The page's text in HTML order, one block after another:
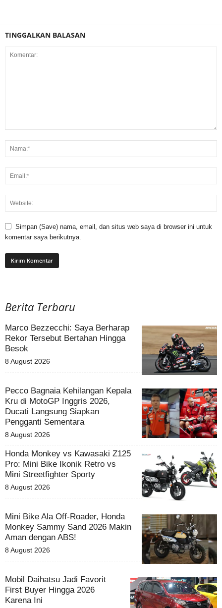
TINGGALKAN BALASAN
Simpan (Save) nama, email, dan situs web saya di browser ini untuk
komentar saya berikutnya.
Berita Terbaru
Marco Bezzecchi: Saya Berharap
Rekor Tersebut Bertahan Hingga
Besok
8 August 2026
Pecco Bagnaia Kehilangan Kepala
Kru di MotoGP Inggris 2026,
Ducati Langsung Siapkan
Pengganti Sementara
8 August 2026
Honda Monkey vs Kawasaki Z125
Pro: Mini Bike Ikonik Retro vs
Mini Streetfighter Sporty
8 August 2026
Mini Bike Ala Off-Roader, Honda
Monkey Sammy Sand 2026 Makin
Aman dengan ABS!
8 August 2026
Mobil Daihatsu Jadi Favorit
First Buyer Hingga 2026
Karena Ini